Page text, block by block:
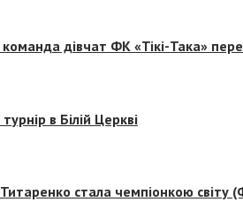
дівчат ФК «Тікі-Така»
в Білій Церкві
стала чемпіонкою світу